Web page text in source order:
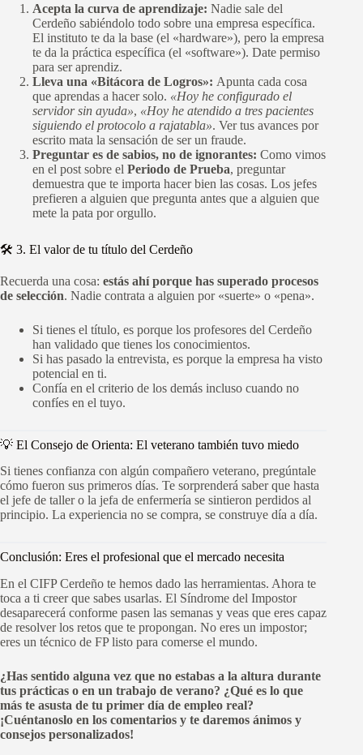
Acepta la curva de aprendizaje: Nadie sale del
Cerdeño sabiéndolo todo sobre una empresa específica.
El instituto te da la base (el «hardware»), pero la empresa
te da la práctica específica (el «software»). Date permiso
para ser aprendiz.
Lleva una «Bitácora de Logros»: Apunta cada cosa
que aprendas a hacer solo. «Hoy he configurado el
servidor sin ayuda», «Hoy he atendido a tres pacientes
siguiendo el protocolo a rajatabla». Ver tus avances por
escrito mata la sensación de ser un fraude.
Preguntar es de sabios, no de ignorantes: Como vimos
en el post sobre el Periodo de Prueba, preguntar
demuestra que te importa hacer bien las cosas. Los jefes
prefieren a alguien que pregunta antes que a alguien que
mete la pata por orgullo.
🛠️ 3. El valor de tu título del Cerdeño
Recuerda una cosa: estás ahí porque has superado procesos
de selección. Nadie contrata a alguien por «suerte» o «pena».
Si tienes el título, es porque los profesores del Cerdeño
han validado que tienes los conocimientos.
Si has pasado la entrevista, es porque la empresa ha visto
potencial en ti.
Confía en el criterio de los demás incluso cuando no
confíes en el tuyo.
💡 El Consejo de Orienta: El veterano también tuvo miedo
Si tienes confianza con algún compañero veterano, pregúntale
cómo fueron sus primeros días. Te sorprenderá saber que hasta
el jefe de taller o la jefa de enfermería se sintieron perdidos al
principio. La experiencia no se compra, se construye día a día.
Conclusión: Eres el profesional que el mercado necesita
En el CIFP Cerdeño te hemos dado las herramientas. Ahora te
toca a ti creer que sabes usarlas. El Síndrome del Impostor
desaparecerá conforme pasen las semanas y veas que eres capaz
de resolver los retos que te propongan. No eres un impostor;
eres un técnico de FP listo para comerse el mundo.
¿Has sentido alguna vez que no estabas a la altura durante
tus prácticas o en un trabajo de verano? ¿Qué es lo que
más te asusta de tu primer día de empleo real?
¡Cuéntanoslo en los comentarios y te daremos ánimos y
consejos personalizados!